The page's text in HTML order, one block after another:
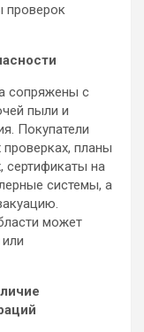
проверок
сопряжены с
пыли и
Покупатели
планы
сертификаты на
системы, а
может